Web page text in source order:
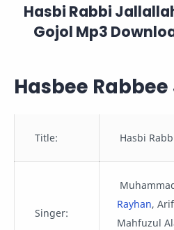
Hasbi Rabbi
Gojol Mp3
Hasbee
Title: Hasbi
Singer:
Rayhan,
Mahfuzul